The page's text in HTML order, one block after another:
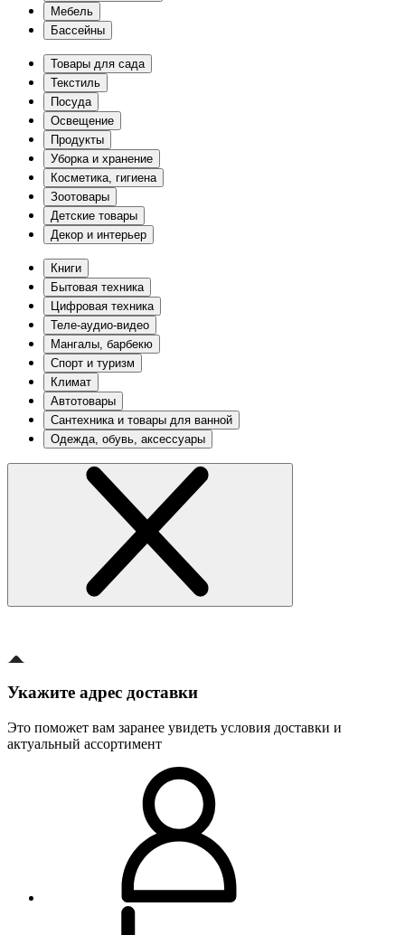
Мебель
Бассейны
Товары для сада
Текстиль
Посуда
Освещение
Продукты
Уборка и хранение
Косметика, гигиена
Зоотовары
Детские товары
Декор и интерьер
Книги
Бытовая техника
Цифровая техника
Теле-аудио-видео
Мангалы, барбекю
Спорт и туризм
Климат
Автотовары
Сантехника и товары для ванной
Одежда, обувь, аксессуары
Укажите адрес доставки
Это поможет вам заранее увидеть условия доставки и
актуальный ассортимент